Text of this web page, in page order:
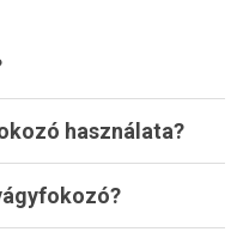
használata?